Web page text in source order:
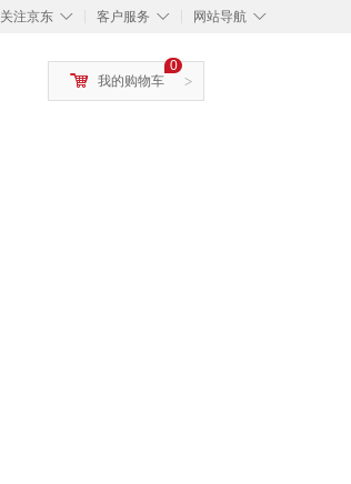
◇
关注京东 ◇
客户服务 ◇
网站导航
>
0
我的购物车